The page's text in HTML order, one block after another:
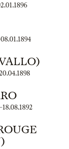
08.01.1894
18.08.1892